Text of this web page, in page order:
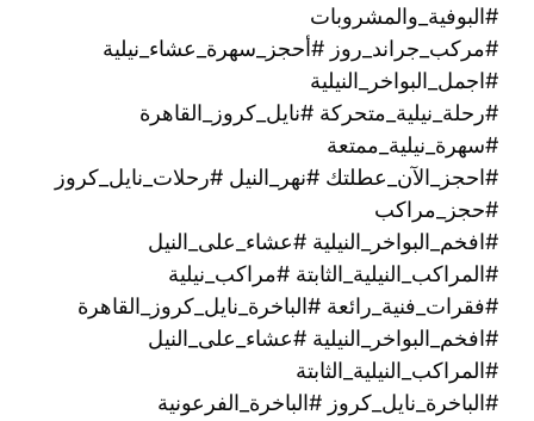
#البوفية_والمشروبات
#مركب_جراند_روز #أحجز_سهرة_عشاء_نيلية
#اجمل_البواخر_النيلية
#رحلة_نيلية_متحركة ‫#نايل_كروز_القاهرة
#سهرة_نيلية_ممتعة
#احجز_الآن_عطلتك #نهر_النيل #رحلات_نايل_كروز
#حجز_مراكب
#افخم_البواخر_النيلية #عشاء_على_النيل
#المراكب_النيلية_الثابتة #مراكب_نيلية
#فقرات_فنية_رائعة #الباخرة_نايل_كروز_القاهرة
#افخم_البواخر_النيلية #عشاء_على_النيل
#المراكب_النيلية_الثابتة
#الباخرة_نايل_كروز #الباخرة_الفرعونية